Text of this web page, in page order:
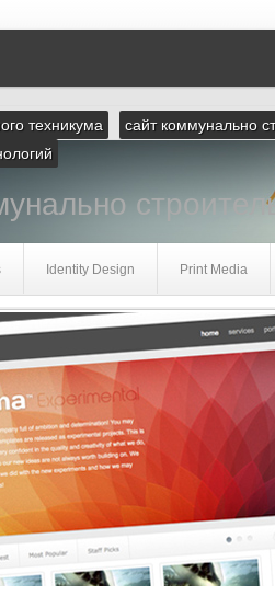
техникума
сайт коммунально
Identity Design Print Media